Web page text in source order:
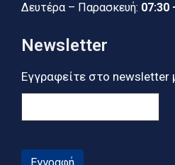
Δευτέρα – Παρασκευή: 07:30
Newsletter
Εγγραφείτε στο newsletter